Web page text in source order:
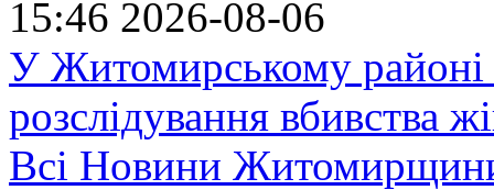
15:46 2026-08-06
У Житомирському районі
розслідування вбивства
Всі Новини